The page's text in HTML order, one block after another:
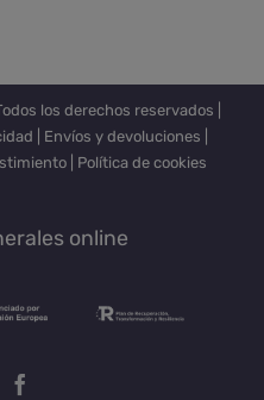
hasta
€10,00
los derechos reservados |
Envíos y devoluciones
| Política de cookies
online